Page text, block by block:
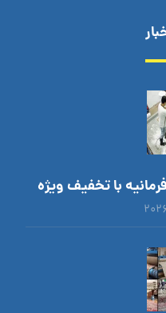
با تخفیف ویژه